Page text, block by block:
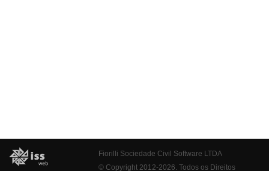
Fiorilli Sociedade Civil Software LTDA
© Copyright 2012-2026. Todos os Direitos